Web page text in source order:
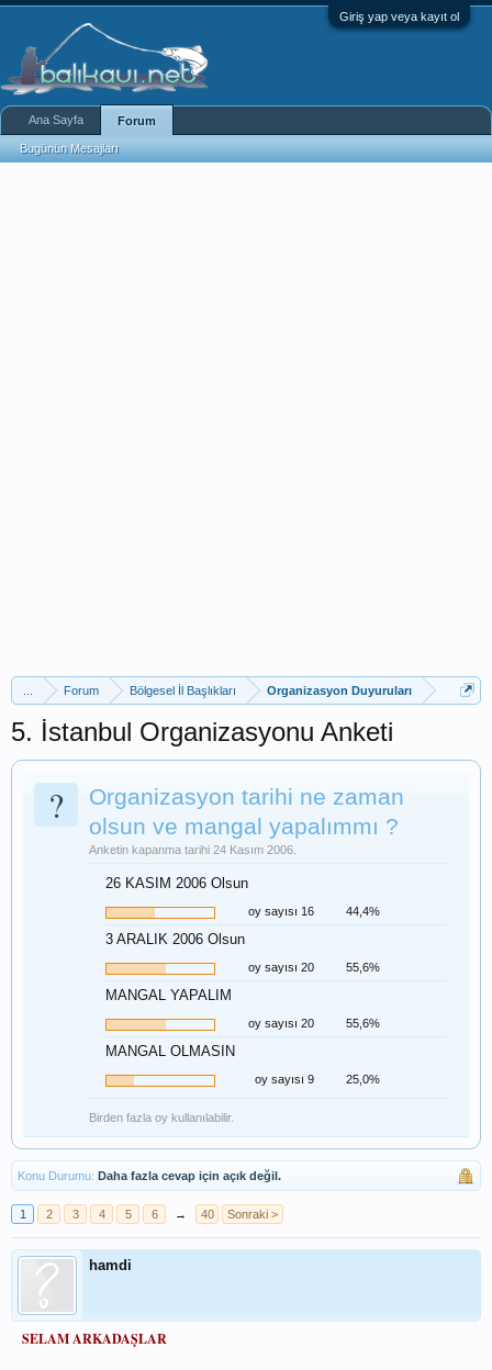
Giriş yap veya kayıt ol
Forum Bölgesel İl Başlıkları Organizasyon Duyuruları
5. İstanbul Organizasyonu Anketi
?
Organizasyon tarihi ne zaman
olsun ve mangal yapalımmı ?
Anketin kapanma tarihi 24 Kasım 2006.
26 KASIM 2006 Olsun
oy sayısı 16 44,4%
3 ARALIK 2006 Olsun
oy sayısı 20 55,6%
MANGAL YAPALIM
oy sayısı 20 55,6%
MANGAL OLMASIN
oy sayısı 9 25,0%
Birden fazla oy kullanılabilir.
Konu Durumu: Daha fazla cevap için açık değil.
1 2 3 4 5 6 → 40 Sonraki >
hamdi
SELAM ARKADAŞLAR
Ana Sayfa Forum
Bugünün Mesajları